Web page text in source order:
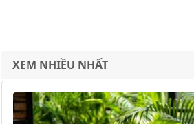
XEM NHIỀU NHẤT